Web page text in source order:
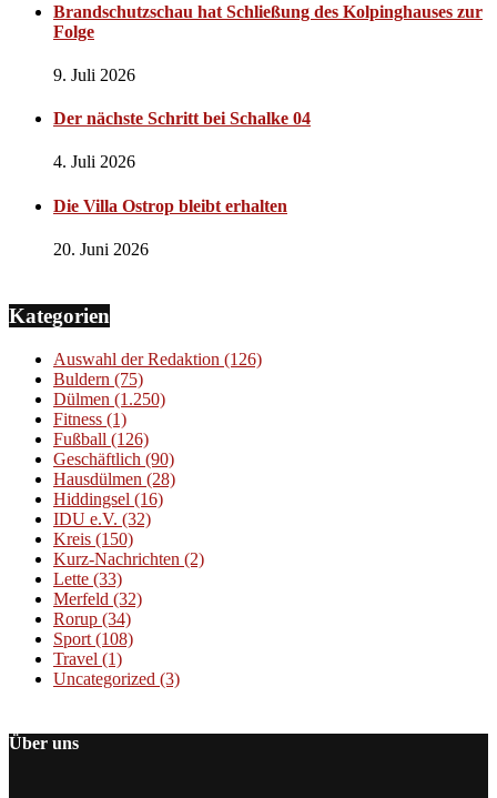
Brandschutzschau hat Schließung des Kolpinghauses zur
Folge
9. Juli 2026
Der nächste Schritt bei Schalke 04
4. Juli 2026
Die Villa Ostrop bleibt erhalten
20. Juni 2026
Kategorien
Auswahl der Redaktion (126)
Buldern (75)
Dülmen (1.250)
Fitness (1)
Fußball (126)
Geschäftlich (90)
Hausdülmen (28)
Hiddingsel (16)
IDU e.V. (32)
Kreis (150)
Kurz-Nachrichten (2)
Lette (33)
Merfeld (32)
Rorup (34)
Sport (108)
Travel (1)
Uncategorized (3)
Über uns